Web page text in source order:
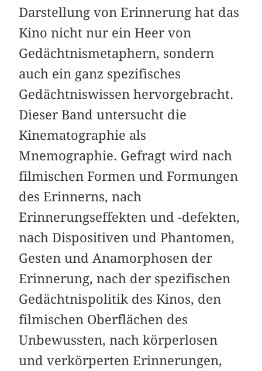
Darstellung von Erinnerung hat das
Kino nicht nur ein Heer von
Gedächtnismetaphern, sondern
auch ein ganz spezifisches
Gedächtniswissen hervorgebracht.
Dieser Band untersucht die
Kinematographie als
Mnemographie. Gefragt wird nach
filmischen Formen und Formungen
des Erinnerns, nach
Erinnerungseffekten und -defekten,
nach Dispositiven und Phantomen,
Gesten und Anamorphosen der
Erinnerung, nach der spezifischen
Gedächtnispolitik des Kinos, den
filmischen Oberflächen des
Unbewussten, nach körperlosen
und verkörperten Erinnerungen,